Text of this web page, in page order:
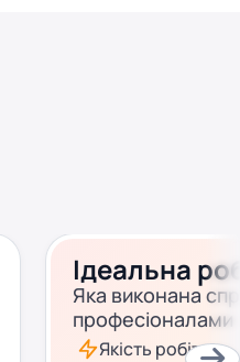
Ідеальна
Яка виконана
професіоналами
Якість робіт